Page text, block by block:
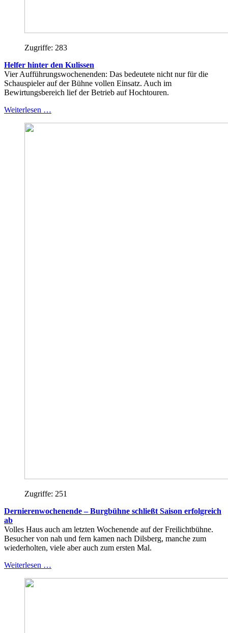
Zugriffe: 283
Helfer hinter den Kulissen
Vier Aufführungswochenenden: Das bedeutete nicht nur für die
Schauspieler auf der Bühne vollen Einsatz. Auch im
Bewirtungsbereich lief der Betrieb auf Hochtouren.
Weiterlesen …
Zugriffe: 251
Dernierenwochenende – Burgbühne schließt Saison erfolgreich
ab
Volles Haus auch am letzten Wochenende auf der Freilichtbühne.
Besucher von nah und fern kamen nach Dilsberg, manche zum
wiederholten, viele aber auch zum ersten Mal.
Weiterlesen …